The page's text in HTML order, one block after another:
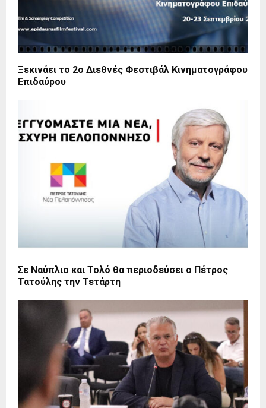
Ξεκινάει το 2ο Διεθνές Φεστιβάλ Κινηματογράφου
Επιδαύρου
Σε Ναύπλιο και Τολό θα περιοδεύσει ο Πέτρος
Τατούλης την Τετάρτη